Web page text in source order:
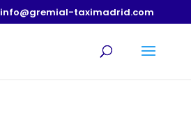
info@gremial-taximadrid.com